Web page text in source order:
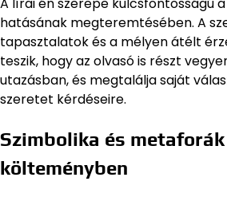
hatásának megteremtésében. A
tapasztalatok és a mélyen átélt
teszik, hogy az olvasó is részt
utazásban, és megtalálja saját
szeretet kérdéseire.
Szimbolika és metaforák
költeményben